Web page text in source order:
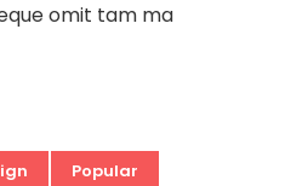
omit tam ma
Popular